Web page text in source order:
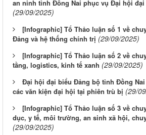
an ninh tỉnh Đồng Nai phục vụ Đại hội
(29/09/2025)
[Infographic] Tổ Thảo luận số 1 về
Đảng và hệ thống chính trị (29/09/2025)
[Infographic] Tổ Thảo luận số 2 về
tầng, logistics, kinh tế xanh (29/09/2025)
Đại hội đại biểu Đảng bộ tỉnh Đồng
các văn kiện đại hội tại phiên trù bị (29/
[Infographic] Tổ Thảo luận số 3 về
dục, y tế, môi trường, an sinh xã hội,
(29/09/2025)